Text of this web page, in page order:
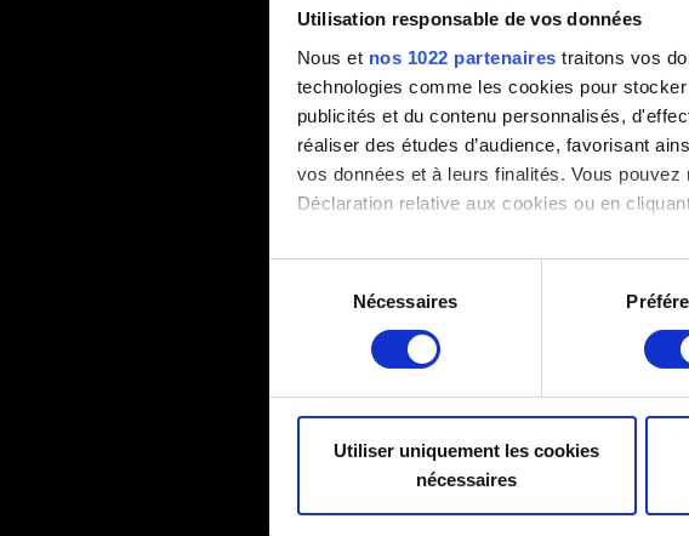
Utilisation responsable de vos données
Nous et nos 1022 partenaires traitons vos
technologies comme les cookies pour
publicités et du contenu personnalisés,
réaliser des études d’audience, favorisant
vos données et à leurs finalités. Vous
Déclaration relative aux cookies ou en
Si vous le permettez, nous aimerions
Collecter des informations sur votre
digitales).
Détails ». Vous pouvez modifier ou retirer
Certains sont indispensables pour faire
consentement
Nécessaires
Utiliser uniquement les cookies
nécessaires
Ajouter
Vous
Mo.